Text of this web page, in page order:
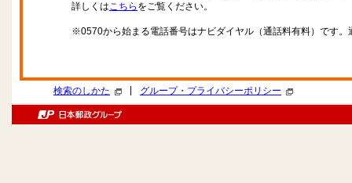
詳しくはこちら をご覧ください。
※0570から始まる電話番号はナビダイヤル（通話料有料）です
検索のしかた グループ・プライバシーポリシー